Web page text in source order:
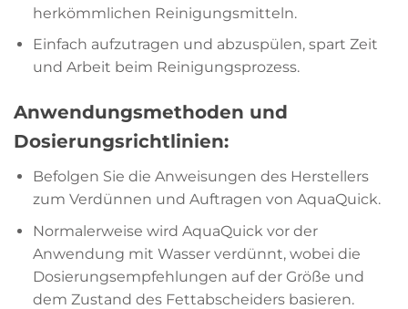
herkömmlichen Reinigungsmitteln.
Einfach aufzutragen und abzuspülen, spart Zeit
und Arbeit beim Reinigungsprozess.
Anwendungsmethoden und
Dosierungsrichtlinien:
Befolgen Sie die Anweisungen des Herstellers
zum Verdünnen und Auftragen von AquaQuick.
Normalerweise wird AquaQuick vor der
Anwendung mit Wasser verdünnt, wobei die
Dosierungsempfehlungen auf der Größe und
dem Zustand des Fettabscheiders basieren.